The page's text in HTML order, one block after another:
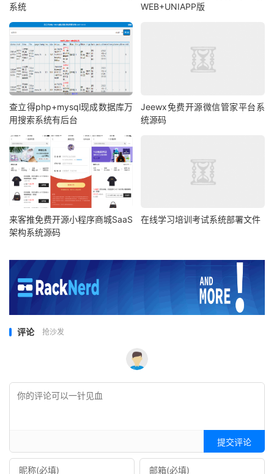
系统
WEB+UNIAPP版
查立得php+mysql现成数据库万
用搜索系统有后台
Jeewx免费开源微信管家平台系
统源码
来客推免费开源小程序商城SaaS
架构系统源码
在线学习培训考试系统部署文件
评论 抢沙发
提交评论